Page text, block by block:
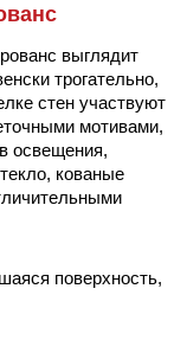
выглядит
трогательно,
стен участвуют
мотивами,
освещения,
кованые
поверхность,